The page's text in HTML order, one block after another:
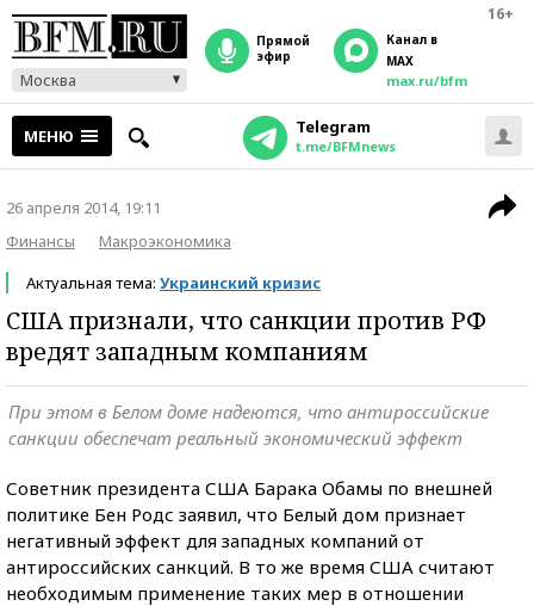
16+
Москва
прямой
эфир
Канал в
MAX
max.ru/bfm
МЕНЮ Telegram
t.me/BFMnews
26 апреля 2014, 19:11
Финансы
Макроэкономика
Актуальная тема: Украинский кризис
США признали, что санкции против РФ
вредят западным компаниям
При этом в Белом доме надеются, что антироссийские
санкции обеспечат реальный экономический эффект
Советник президента США Барака Обамы по внешней
политике Бен Родс заявил, что Белый дом признает
негативный эффект для западных компаний от
антироссийских санкций. В то же время США считают
необходимым применение таких мер в отношении